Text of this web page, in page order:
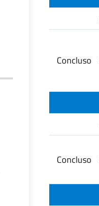
Concluso
Concluso